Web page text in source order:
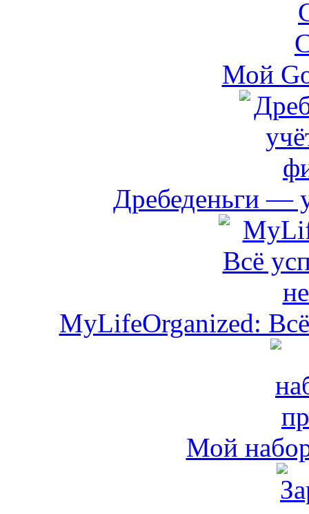
Мой
Дребеденьги —
MyLifeOrganized:
Мой